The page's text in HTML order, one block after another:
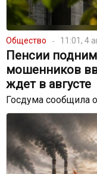
Общество 11:01, 4
Пенсии
мошенников
ждет в августе
Госдума сообщила